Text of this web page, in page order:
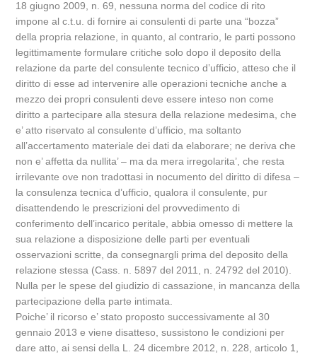
18 giugno 2009, n. 69, nessuna norma del codice di rito
impone al c.t.u. di fornire ai consulenti di parte una “bozza”
della propria relazione, in quanto, al contrario, le parti possono
legittimamente formulare critiche solo dopo il deposito della
relazione da parte del consulente tecnico d’ufficio, atteso che il
diritto di esse ad intervenire alle operazioni tecniche anche a
mezzo dei propri consulenti deve essere inteso non come
diritto a partecipare alla stesura della relazione medesima, che
e’ atto riservato al consulente d’ufficio, ma soltanto
all’accertamento materiale dei dati da elaborare; ne deriva che
non e’ affetta da nullita’ – ma da mera irregolarita’, che resta
irrilevante ove non tradottasi in nocumento del diritto di difesa –
la consulenza tecnica d’ufficio, qualora il consulente, pur
disattendendo le prescrizioni del provvedimento di
conferimento dell’incarico peritale, abbia omesso di mettere la
sua relazione a disposizione delle parti per eventuali
osservazioni scritte, da consegnargli prima del deposito della
relazione stessa (Cass. n. 5897 del 2011, n. 24792 del 2010).
Nulla per le spese del giudizio di cassazione, in mancanza della
partecipazione della parte intimata.
Poiche’ il ricorso e’ stato proposto successivamente al 30
gennaio 2013 e viene disatteso, sussistono le condizioni per
dare atto, ai sensi della L. 24 dicembre 2012, n. 228, articolo 1,